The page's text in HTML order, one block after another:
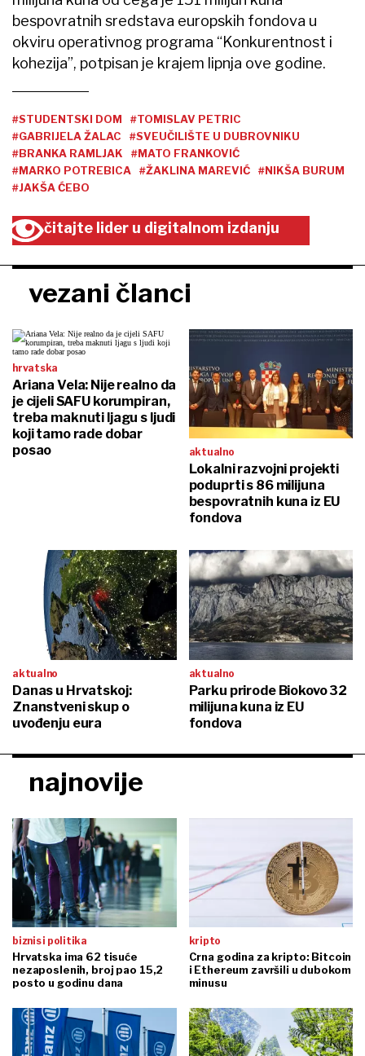
bespovratnih sredstava europskih fondova u
okviru operativnog programa “Konkurentnost i
kohezija”, potpisan je krajem lipnja ove godine.
#STUDENTSKI DOM
#TOMISLAV PETRIC
#GABRIJELA ŽALAC
#SVEUČILIŠTE U DUBROVNIKU
#BRANKA RAMLJAK
#MATO FRANKOVIĆ
#MARKO POTREBICA
#ŽAKLINA MAREVIĆ
#NIKŠA BURUM
#JAKŠA ĆEBO
čitajte lider u digitalnom izdanju
vezani članci
hrvatska
Ariana Vela: Nije realno da
je cijeli SAFU korumpiran,
treba maknuti ljagu s ljudi
koji tamo rade dobar
posao
aktualno
Lokalni razvojni projekti
poduprti s 86 milijuna
bespovratnih kuna iz EU
fondova
aktualno
Danas u Hrvatskoj:
Znanstveni skup o
uvođenju eura
aktualno
Parku prirode Biokovo 32
milijuna kuna iz EU
fondova
najnovije
biznis i politika
Hrvatska ima 62 tisuće
nezaposlenih, broj pao 15,2
posto u godinu dana
kripto
Crna godina za kripto: Bitcoin
i Ethereum završili u dubokom
minusu